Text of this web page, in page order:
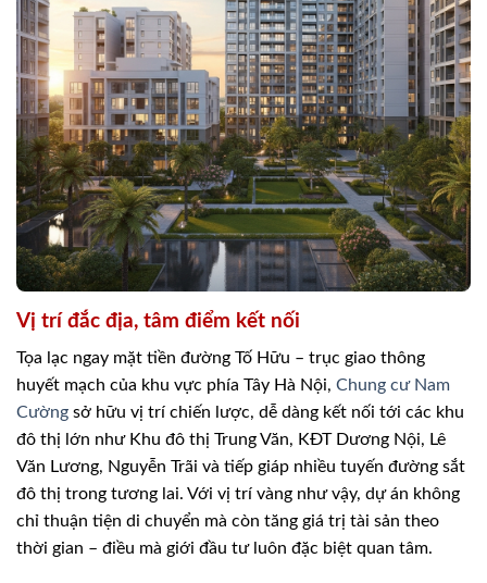
Vị trí đắc địa, tâm điểm kết nối
Tọa lạc ngay mặt tiền đường Tố Hữu – trục giao thông
huyết mạch của khu vực phía Tây Hà Nội, Chung cư Nam
Cường sở hữu vị trí chiến lược, dễ dàng kết nối tới các khu
đô thị lớn như Khu đô thị Trung Văn, KĐT Dương Nội, Lê
Văn Lương, Nguyễn Trãi và tiếp giáp nhiều tuyến đường sắt
đô thị trong tương lai. Với vị trí vàng như vậy, dự án không
chỉ thuận tiện di chuyển mà còn tăng giá trị tài sản theo
thời gian – điều mà giới đầu tư luôn đặc biệt quan tâm.